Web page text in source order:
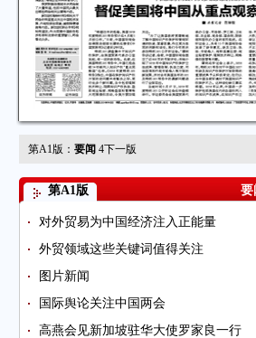
第A1版： 要闻 4下一版
第A1版 要
对外贸易为中国经济注入正能量
外贸领域这些关键词值得关注
图片新闻
国际舆论关注中国两会
高燕会见新加坡驻华大使罗家良一行